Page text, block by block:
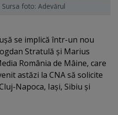
Sursa foto: Adevărul
se implică într-un nou
Stratulă şi Marius
România de Mâine, care
astăzi la CNA să solicite
Napoca, Iaşi, Sibiu şi